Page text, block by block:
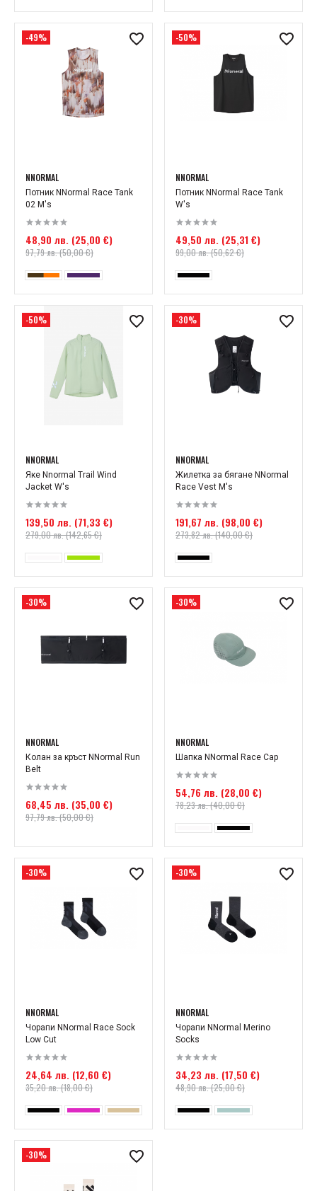
-49%
NNORMAL
Потник NNormal Race Tank
02 M's
48,90 лв. (25,00 €)
97,79 лв. (50,00 €)
-50%
NNORMAL
Потник NNormal Race Tank
W's
49,50 лв. (25,31 €)
99,00 лв. (50,62 €)
-50%
NNORMAL
Яке Nnormal Trail Wind
Jacket W's
139,50 лв. (71,33 €)
279,00 лв. (142,65 €)
-30%
NNORMAL
Жилетка за бягане NNormal
Race Vest M's
191,67 лв. (98,00 €)
273,82 лв. (140,00 €)
-30%
NNORMAL
Колан за кръст NNormal Run
Belt
68,45 лв. (35,00 €)
97,79 лв. (50,00 €)
-30%
NNORMAL
Шапка NNormal Race Cap
54,76 лв. (28,00 €)
78,23 лв. (40,00 €)
-30%
NNORMAL
Чорапи NNormal Race Sock
Low Cut
24,64 лв. (12,60 €)
35,20 лв. (18,00 €)
-30%
NNORMAL
Чорапи NNormal Merino
Socks
34,23 лв. (17,50 €)
48,90 лв. (25,00 €)
-30%